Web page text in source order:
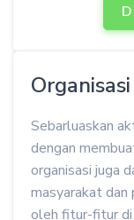
Sebarluaskan
dengan
organisasi juga
masyarakat dan
oleh fitur-fitur di